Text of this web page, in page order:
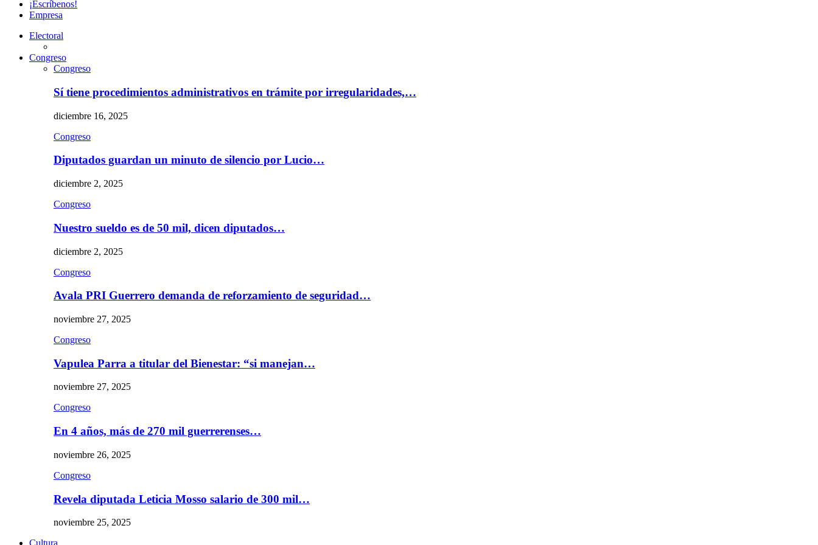
¡Escríbenos!
Empresa
Electoral
Congreso
Congreso
Sí tiene procedimientos administrativos en trámite por irregularidades,…
diciembre 16, 2025
Congreso
Diputados guardan un minuto de silencio por Lucio…
diciembre 2, 2025
Congreso
Nuestro sueldo es de 50 mil, dicen diputados…
diciembre 2, 2025
Congreso
Avala PRI Guerrero demanda de reforzamiento de seguridad…
noviembre 27, 2025
Congreso
Vapulea Parra a titular del Bienestar: “si manejan…
noviembre 27, 2025
Congreso
En 4 años, más de 270 mil guerrerenses…
noviembre 26, 2025
Congreso
Revela diputada Leticia Mosso salario de 300 mil…
noviembre 25, 2025